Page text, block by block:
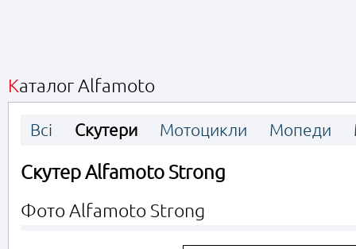
Каталог Alfamoto
Всі Скутери Мотоцикли Мопеди
Скутер Alfamoto Strong
Фото Alfamoto Strong